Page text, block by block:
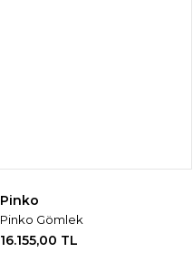
Pinko
Pinko Gömlek
16.155,00 TL